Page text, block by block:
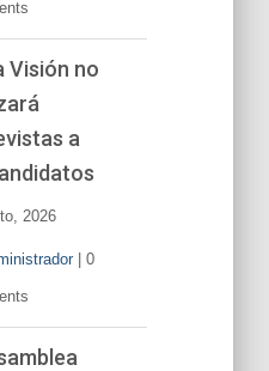
Visión no
a
2026
| 0